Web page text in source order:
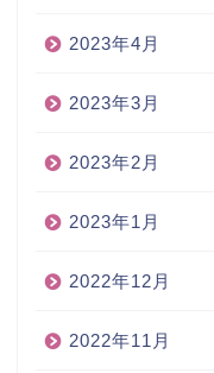
2023年4月
2023年3月
2023年2月
2023年1月
2022年12月
2022年11月